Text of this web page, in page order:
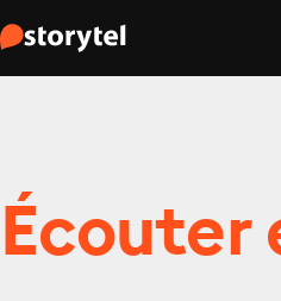
Écouter